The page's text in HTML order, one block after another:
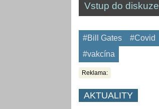
Vstup do diskuze
#Bill Gates #Covid
#vakcína
Reklama:
AKTUALITY